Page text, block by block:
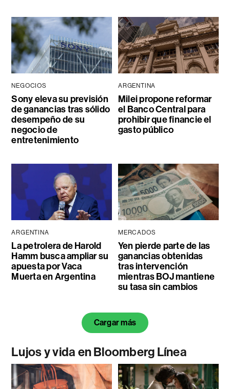
NEGOCIOS
Sony eleva su previsión
de ganancias tras sólido
desempeño de su
negocio de
entretenimiento
ARGENTINA
Milei propone reformar
el Banco Central para
prohibir que financie el
gasto público
ARGENTINA
La petrolera de Harold
Hamm busca ampliar su
apuesta por Vaca
Muerta en Argentina
MERCADOS
Yen pierde parte de las
ganancias obtenidas
tras intervención
mientras BOJ mantiene
su tasa sin cambios
Cargar más
Lujos y vida en Bloomberg Línea